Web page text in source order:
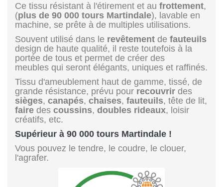
Ce tissu résistant à l'étirement et au frottement,
(plus de 90 000 tours Martindale), lavable en
machine, se prête à de multiples utilisations.
Souvent utilisé dans le revêtement de fauteuils
design de haute qualité, il reste toutefois à la
portée de tous et permet de créer des
meubles qui seront élégants, uniques et raffinés.
Tissu d'ameublement haut de gamme, tissé, de
grande résistance, prévu pour recouvrir des
sièges, canapés, chaises, fauteuils, tête de lit,
faire des coussins, doubles rideaux, loisir
créatifs, etc.
Supérieur à 90 000 tours Martindale !
Vous pouvez le tendre, le coudre, le clouer,
l'agrafer.